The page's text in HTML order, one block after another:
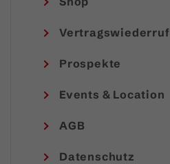
Vertragswiederruf
Prospekte
Events & Location
AGB
Datenschutz